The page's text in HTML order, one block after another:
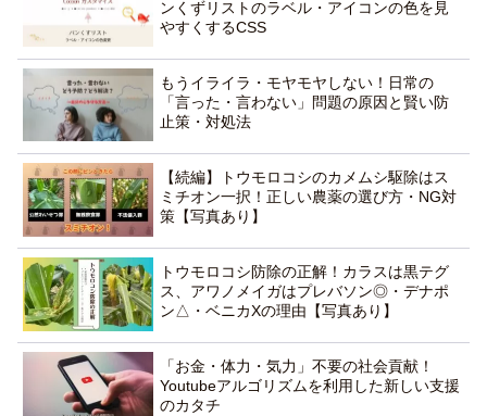
ンくずリストのラベル・アイコンの色を見
やすくするCSS
もうイライラ・モヤモヤしない！日常の
「言った・言わない」問題の原因と賢い防
止策・対処法
【続編】トウモロコシのカメムシ駆除はス
ミチオン一択！正しい農薬の選び方・NG対
策【写真あり】
トウモロコシ防除の正解！カラスは黒テグ
ス、アワノメイガはプレバソン◎・デナポ
ン△・ベニカXの理由【写真あり】
「お金・体力・気力」不要の社会貢献！
Youtubeアルゴリズムを利用した新しい支援
のカタチ